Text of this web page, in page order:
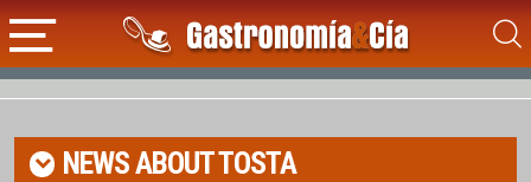
NEWS ABOUTTOSTA